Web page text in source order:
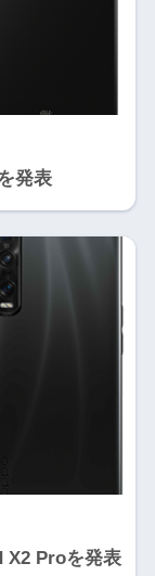
発表
X2 Proを発表